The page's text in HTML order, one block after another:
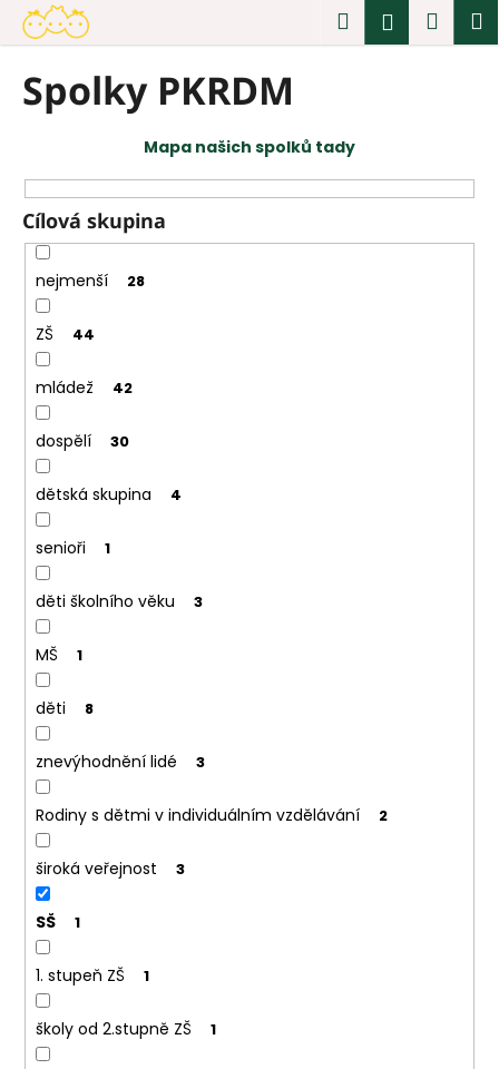
Přejít
obsah
Hledat
Spolky PKRDM
Mapa našich spolků tady
Cílová skupina
nejmenší 28
ZŠ 44
mládež 42
dospělí 30
dětská skupina 4
senioři 1
děti školního věku 3
MŠ 1
děti 8
znevýhodnění lidé 3
Rodiny s dětmi v individuálním vzdělávání 2
široká veřejnost 3
SŠ 1
1. stupeň ZŠ 1
školy od 2.stupně ZŠ 1
o
C
o
t
ř
e
b
u
e
e
n
a
D
p
u
u
m